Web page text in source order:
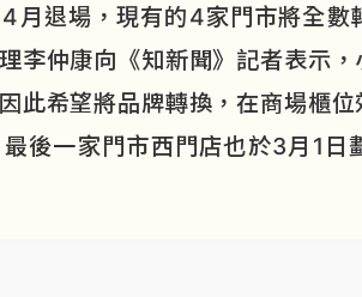
4月退場，現有的4家門市將全
李仲康向《知新聞》記者表示
此希望將品牌轉換，在商場櫃位
後一家門市西門店也於3月1日